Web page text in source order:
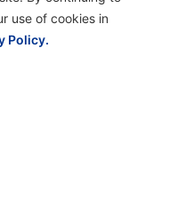
保障和 ASO 服务。
POS 和 HMO SNP，与
use of cookies in
Policy.